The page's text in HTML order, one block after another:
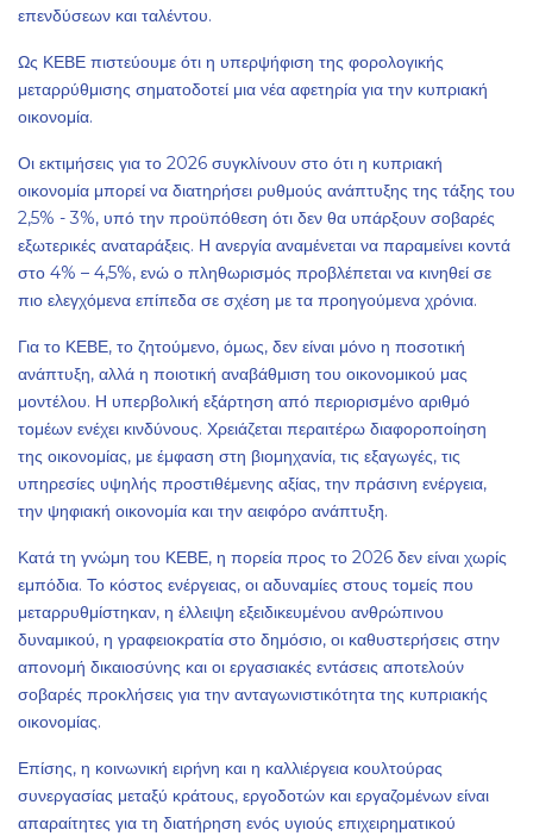
επενδύσεων και ταλέντου.
Ως ΚΕΒΕ πιστεύουμε ότι η υπερψήφιση της φορολογικής
μεταρρύθμισης σηματοδοτεί μια νέα αφετηρία για την κυπριακή
οικονομία.
Οι εκτιμήσεις για το 2026 συγκλίνουν στο ότι η κυπριακή
οικονομία μπορεί να διατηρήσει ρυθμούς ανάπτυξης της τάξης του
2,5% - 3%, υπό την προϋπόθεση ότι δεν θα υπάρξουν σοβαρές
εξωτερικές αναταράξεις. Η ανεργία αναμένεται να παραμείνει κοντά
στο 4% – 4,5%, ενώ ο πληθωρισμός προβλέπεται να κινηθεί σε
πιο ελεγχόμενα επίπεδα σε σχέση με τα προηγούμενα χρόνια.
Για το ΚΕΒΕ, το ζητούμενο, όμως, δεν είναι μόνο η ποσοτική
ανάπτυξη, αλλά η ποιοτική αναβάθμιση του οικονομικού μας
μοντέλου. Η υπερβολική εξάρτηση από περιορισμένο αριθμό
τομέων ενέχει κινδύνους. Χρειάζεται περαιτέρω διαφοροποίηση
της οικονομίας, με έμφαση στη βιομηχανία, τις εξαγωγές, τις
υπηρεσίες υψηλής προστιθέμενης αξίας, την πράσινη ενέργεια,
την ψηφιακή οικονομία και την αειφόρο ανάπτυξη.
Κατά τη γνώμη του ΚΕΒΕ, η πορεία προς το 2026 δεν είναι χωρίς
εμπόδια. Το κόστος ενέργειας, οι αδυναμίες στους τομείς που
μεταρρυθμίστηκαν, η έλλειψη εξειδικευμένου ανθρώπινου
δυναμικού, η γραφειοκρατία στο δημόσιο, οι καθυστερήσεις στην
απονομή δικαιοσύνης και οι εργασιακές εντάσεις αποτελούν
σοβαρές προκλήσεις για την ανταγωνιστικότητα της κυπριακής
οικονομίας.
Επίσης, η κοινωνική ειρήνη και η καλλιέργεια κουλτούρας
συνεργασίας μεταξύ κράτους, εργοδοτών και εργαζομένων είναι
απαραίτητες για τη διατήρηση ενός υγιούς επιχειρηματικού